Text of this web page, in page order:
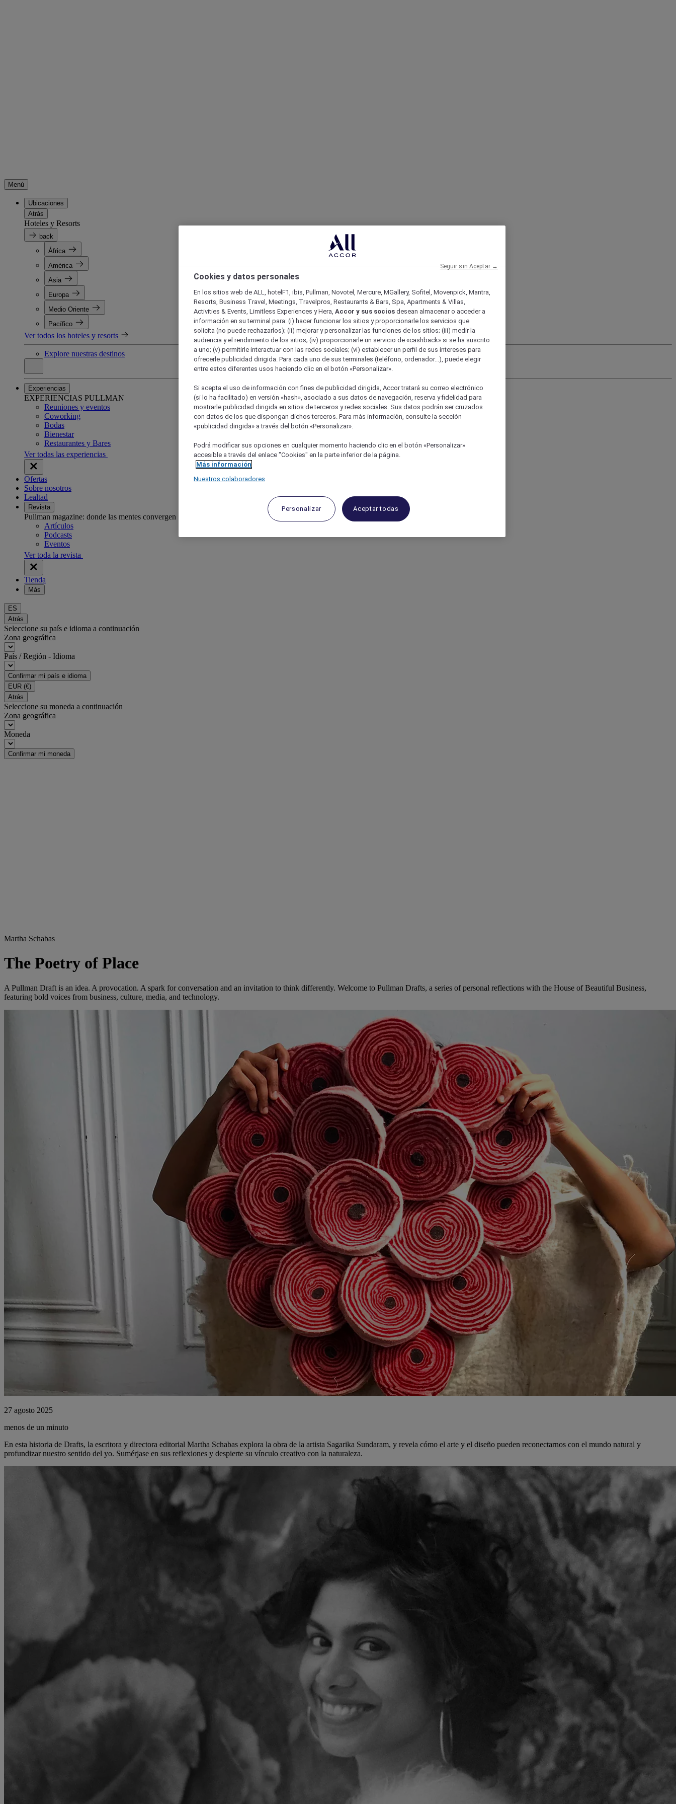
Menú
Ubicaciones
Atrás
Hoteles y Resorts
back
África
América
Asia
Europa
Medio Oriente
Pacífico
Ver todos los hoteles y resorts
Explore nuestras destinos
Experiencias
EXPERIENCIAS PULLMAN
Reuniones y eventos
Coworking
Bodas
Bienestar
Restaurantes y Bares
Ver todas las experiencias
Ofertas
Sobre nosotros
Lealtad
Revista
Pullman magazine: donde las mentes convergen
Artículos
Podcasts
Eventos
Ver toda la revista
Tienda
Más
ES
Atrás
Seleccione su país e idioma a continuación
Zona geográfica
País / Región - Idioma
Confirmar mi país e idioma
EUR (€)
Atrás
Seleccione su moneda a continuación
Zona geográfica
Moneda
Confirmar mi moneda
Martha Schabas
The Poetry of Place
A Pullman Draft is an idea. A provocation. A spark for conversation and an invitation to think differently. Welcome to Pullman Drafts, a series of personal reflections with the House of Beautiful Business,
featuring bold voices from business, culture, media, and technology.
27 agosto 2025
menos de un minuto
En esta historia de Drafts, la escritora y directora editorial Martha Schabas explora la obra de la artista Sagarika Sundaram, y revela cómo el arte y el diseño pueden reconectarnos con el mundo natural y
profundizar nuestro sentido del yo. Sumérjase en sus reflexiones y despierte su vínculo creativo con la naturaleza.
Cookies y datos personales
En los sitios web de ALL, hotelF1, ibis, Pullman, Novotel, Mercure, MGallery, Sofitel, Movenpick, Mantra,
Resorts, Business Travel, Meetings, Travelpros, Restaurants & Bars, Spa, Apartments & Villas,
Activities & Events, Limitless Experiences y Hera, Accor y sus socios desean almacenar o acceder a
información en su terminal para: (i) hacer funcionar los sitios y proporcionarle los servicios que
solicita (no puede rechazarlos); (ii) mejorar y personalizar las funciones de los sitios; (iii) medir la
audiencia y el rendimiento de los sitios; (iv) proporcionarle un servicio de «cashback» si se ha suscrito
a uno; (v) permitirle interactuar con las redes sociales; (vi) establecer un perfil de sus intereses para
ofrecerle publicidad dirigida. Para cada uno de sus terminales (teléfono, ordenador...), puede elegir
entre estos diferentes usos haciendo clic en el botón «Personalizar».
Si acepta el uso de información con fines de publicidad dirigida, Accor tratará su correo electrónico
(si lo ha facilitado) en versión «hash», asociado a sus datos de navegación, reserva y fidelidad para
mostrarle publicidad dirigida en sitios de terceros y redes sociales. Sus datos podrán ser cruzados
con datos de los que dispongan dichos terceros. Para más información, consulte la sección
«publicidad dirigida» a través del botón «Personalizar».
Podrá modificar sus opciones en cualquier momento haciendo clic en el botón «Personalizar»
accesible a través del enlace "Cookies" en la parte inferior de la página.
Más información
Nuestros colaboradores
Personalizar Aceptar todas
Seguir sin Aceptar →